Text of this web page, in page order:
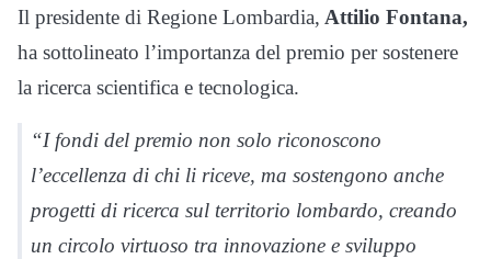
Il presidente di Regione Lombardia, Attilio Fontana,
ha sottolineato l’importanza del premio per sostenere
la ricerca scientifica e tecnologica.
“I fondi del premio non solo riconoscono
l’eccellenza di chi li riceve, ma sostengono anche
progetti di ricerca sul territorio lombardo, creando
un circolo virtuoso tra innovazione e sviluppo